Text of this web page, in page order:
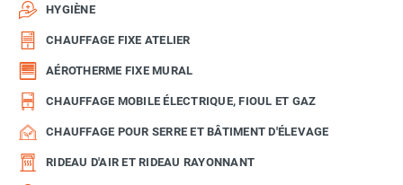
HYGIÈNE
CHAUFFAGE FIXE ATELIER
AÉROTHERME FIXE MURAL
CHAUFFAGE MOBILE ÉLECTRIQUE, FIOUL ET GAZ
CHAUFFAGE POUR SERRE ET BÂTIMENT D'ÉLEVAGE
RIDEAU D'AIR ET RIDEAU RAYONNANT